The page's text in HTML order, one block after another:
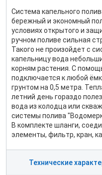
Система капельного
бережный и экономный
условиях открытого и
ручном поливе сильная
Такого не произойдет с
капельницу вода
корням растения. С
подключается к любой
грунтом на 0,5 метра.
летний день гораздо
вода из колодца или
системы полива
В комплекте шланги,
элементы, фильтр, кран,
Технические